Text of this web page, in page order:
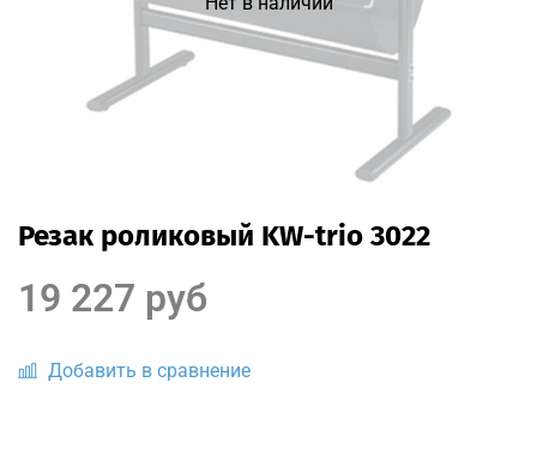
Резак роликовый KW-trio 3022
Добавить в сравнение
19 227 руб